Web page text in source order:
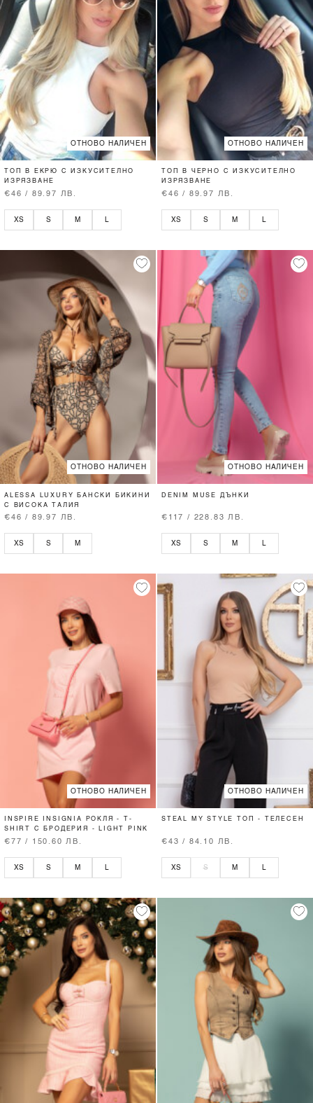
ОТНОВО НАЛИЧЕН
ТОП В ЕКРЮ С ИЗКУСИТЕЛНО
ИЗРЯЗВАНЕ
€46 / 89.97 ЛВ.
XS S M
ОТНОВО НАЛИЧЕН
ТОП В ЧЕРНО С ИЗКУСИТЕЛНО
ИЗРЯЗВАНЕ
€46 / 89.97 ЛВ.
XS S M
ОТНОВО НАЛИЧЕН
ALESSA LUXURY БАНСКИ БИКИНИ
С ВИСОКА ТАЛИЯ
€46 / 89.97 ЛВ.
XS S M
ОТНОВО НАЛИЧЕН
DENIM MUSE ДЪНКИ
€117 / 228.83 ЛВ.
XS S M L
ОТНОВО НАЛИЧЕН
INSPIRE INSIGNIA РОКЛЯ - T-
SHIRT С БРОДЕРИЯ - LIGHT PINK
€77 / 150.60 ЛВ.
XS S M
ОТНОВО НАЛИЧЕН
STEAL MY STYLE ТОП - ТЕЛЕСЕН
€43 / 84.10 ЛВ.
XS S M